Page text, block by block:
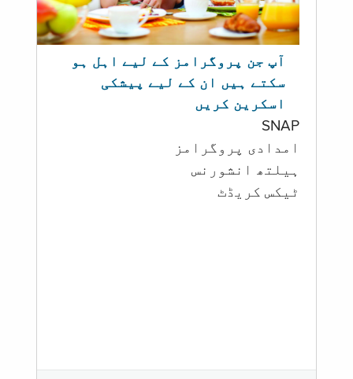
آپ جن پروگرامز کے لیے اہل ہو
سکتے ہیں ان کے لیے پیشکی
اسکرین کریں
SNAP
امدادی پروگرامز
‏ہیلتھ انشورنس
ٹیکس کریڈٹ